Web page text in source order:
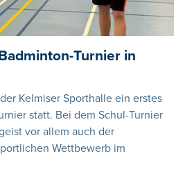
Turnier in
Kelmiser Sporthalle ein erstes
statt. Bei dem Schul-Turnier
vor allem auch der
Wettbewerb im